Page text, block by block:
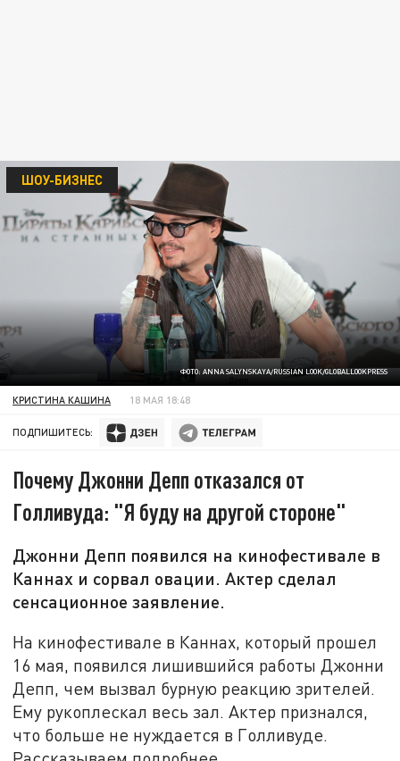
ФОТО: ANNA SALYNSKAYA/RUSSIAN LOOK/GLOBALLOOKPRESS
ШОУ-БИЗНЕС
КРИСТИНА КАШИНА 18 МАЯ 18:48
ПОДПИШИТЕСЬ:
Почему Джонни Депп отказался от
Голливуда: "Я буду на другой стороне"
Джонни Депп появился на кинофестивале в
Каннах и сорвал овации. Актер сделал
сенсационное заявление.
На кинофестивале в Каннах, который прошел
16 мая, появился лишившийся работы Джонни
Депп, чем вызвал бурную реакцию зрителей.
Ему рукоплескал весь зал. Актер признался,
что больше не нуждается в Голливуде.